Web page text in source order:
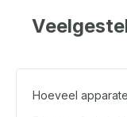
Hoeveel